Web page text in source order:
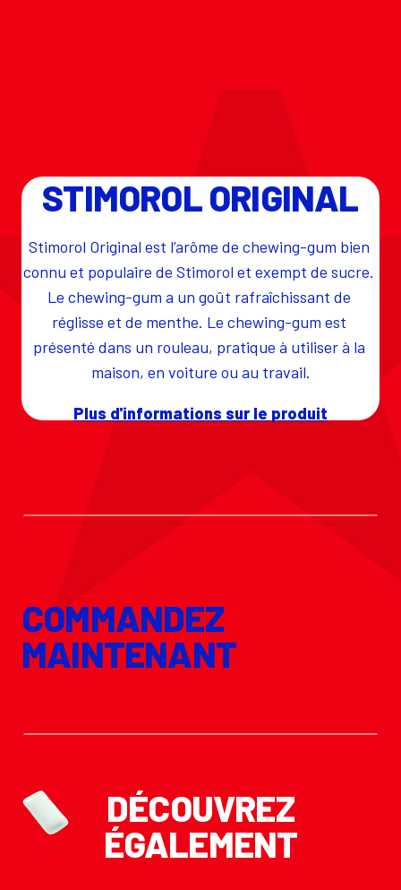
STIMOROL ORIGINAL
Stimorol Original est l’arôme de chewing-gum bien
connu et populaire de Stimorol et exempt de sucre.
Le chewing-gum a un goût rafraîchissant de
réglisse et de menthe. Le chewing-gum est
présenté dans un rouleau, pratique à utiliser à la
maison, en voiture ou au travail.
Plus d'informations sur le produit
COMMANDEZ
MAINTENANT
DÉCOUVREZ
ÉGALEMENT